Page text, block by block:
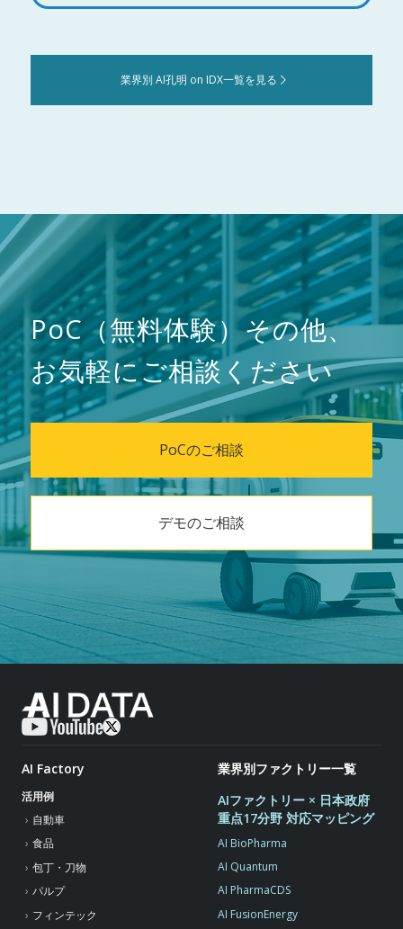
業界別 AI孔明 on IDX一覧を見る
PoC（無料体験）その他、
お気軽にご相談ください
PoCのご相談
デモのご相談
AI Factory
活用例
自動車
食品
包丁・刀物
パルプ
フィンテック
業界別ファクトリー一覧
AIファクトリー × 日本政府
重点17分野 対応マッピング
AI BioPharma
AI Quantum
AI PharmaCDS
AI FusionEnergy